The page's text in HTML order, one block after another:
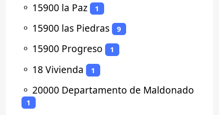
⚬ 15900 la Paz 1
⚬ 15900 las Piedras 9
⚬ 15900 Progreso 1
⚬ 18 Vivienda 1
⚬ 20000 Departamento de Maldonado
1